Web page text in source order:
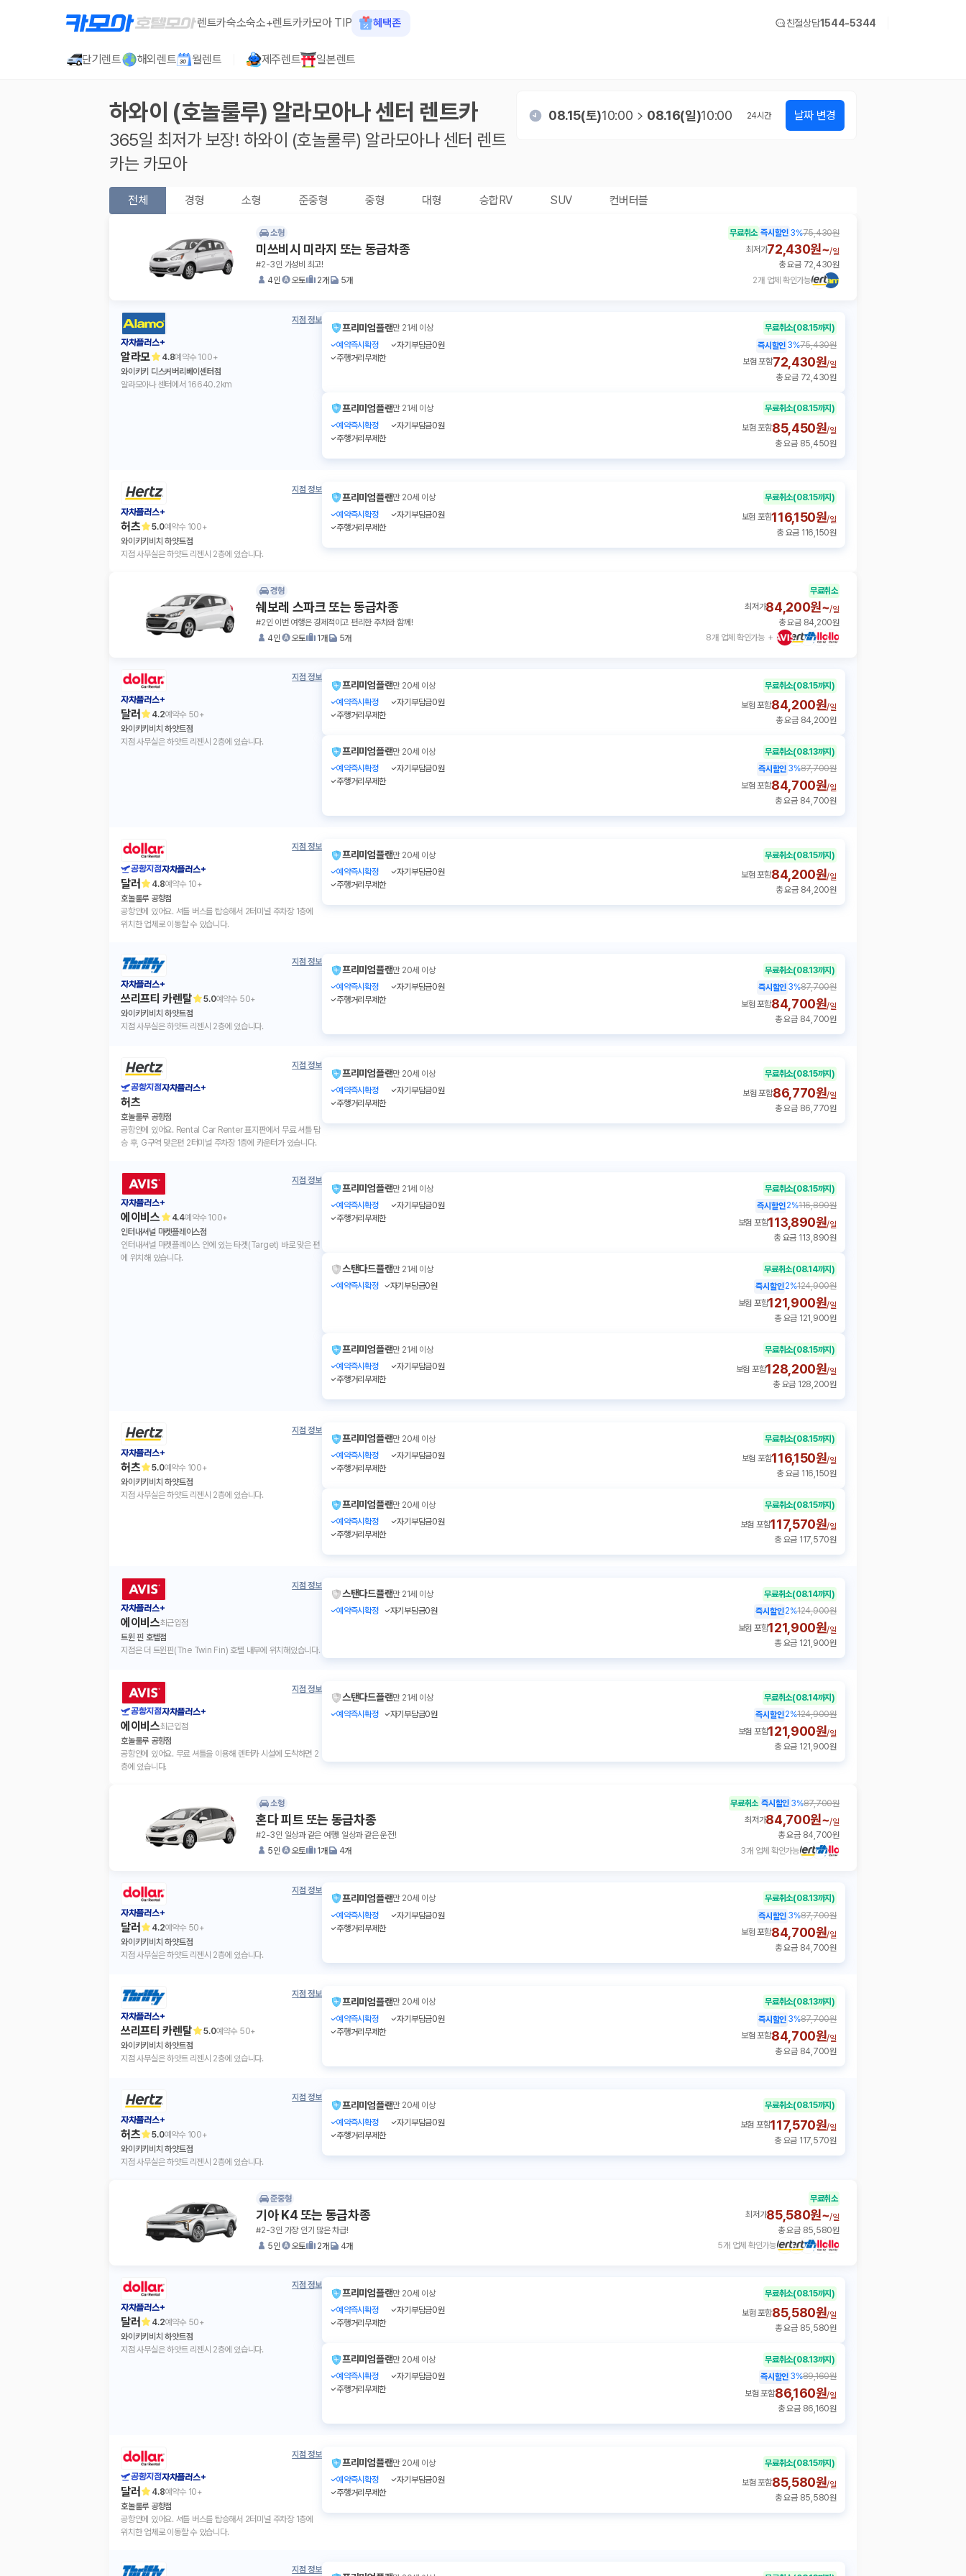
렌트카숙소숙소+렌트카카모아 TIP 혜택존 친절상담1544-5344
단기렌트 해외렌트 월렌트 제주렌트 일본렌트
하와이 (호놀룰루) 알라모아나 센터 렌트카
365일 최저가 보장! 하와이 (호놀룰루) 알라모아나 센터 렌트
카는 카모아
08.15(토)10:00 08.16(일)10:00 24시간 날짜 변경
전체 경형 소형 준중형 중형 대형 승합RV SUV 컨버터블
소형
미쓰비시 미라지 또는 동급차종
#2-3인 가성비 최고!
4인
오토 2개 5개 2개 업체 확인가능
무료취소 즉시할인 3%75,430원
최저가72,430원~/일
총 요금 72,430원
지점 정보
자차플러스+
알라모 4.8예약수 100+
와이키키 디스커버리베이센터점
알라모아나 센터에서 16640.2km
프리미엄플랜만 21세 이상 무료취소(08.15까지)
예약즉시확정
자기부담금0원
주행거리무제한
즉시할인 3%75,430원
보험 포함72,430원/일
총 요금 72,430원
프리미엄플랜만 21세 이상 무료취소(08.15까지)
예약즉시확정
자기부담금0원
주행거리무제한
보험 포함85,450원/일
총 요금 85,450원
지점 정보
자차플러스+
허츠 5.0예약수 100+
와이키키비치 하얏트점
지점 사무실은 하얏트 리젠시 2층에 있습니다.
프리미엄플랜만 20세 이상 무료취소(08.15까지)
예약즉시확정
자기부담금0원
주행거리무제한
보험 포함116,150원/일
총 요금 116,150원
경형
쉐보레 스파크 또는 동급차종
#2인 이번 여행은 경제적이고 편리한 주차와 함께!
4인
오토 1개 5개 8개 업체 확인가능
무료취소
최저가84,200원~/일
총 요금 84,200원
지점 정보
자차플러스+
달러 4.2예약수 50+
와이키키비치 하얏트점
지점 사무실은 하얏트 리젠시 2층에 있습니다.
프리미엄플랜만 20세 이상 무료취소(08.15까지)
예약즉시확정
자기부담금0원
주행거리무제한
보험 포함84,200원/일
총 요금 84,200원
프리미엄플랜만 20세 이상 무료취소(08.13까지)
예약즉시확정
자기부담금0원
주행거리무제한
즉시할인 3%87,700원
보험 포함84,700원/일
총 요금 84,700원
지점 정보
공항지점자차플러스+
달러 4.8예약수 10+
호놀룰루 공항점
공항안에 있어요. 셔틀 버스를 탑승해서 2터미널 주차장 1층에
위치한 업체로 이동할 수 있습니다.
프리미엄플랜만 20세 이상 무료취소(08.15까지)
예약즉시확정
자기부담금0원
주행거리무제한
보험 포함84,200원/일
총 요금 84,200원
지점 정보
자차플러스+
쓰리프티 카렌탈 5.0예약수 50+
와이키키비치 하얏트점
지점 사무실은 하얏트 리젠시 2층에 있습니다.
프리미엄플랜만 20세 이상 무료취소(08.13까지)
예약즉시확정
자기부담금0원
주행거리무제한
즉시할인 3%87,700원
보험 포함84,700원/일
총 요금 84,700원
지점 정보
공항지점자차플러스+
허츠
호놀룰루 공항점
공항안에 있어요. Rental Car Renter 표지판에서 무료 셔틀 탑
승 후, G구역 맞은편 2터미널 주차장 1층에 카운터가 있습니다.
프리미엄플랜만 20세 이상 무료취소(08.15까지)
예약즉시확정
자기부담금0원
주행거리무제한
보험 포함86,770원/일
총 요금 86,770원
지점 정보
자차플러스+
에이비스 4.4예약수 100+
인터내셔널 마켓플레이스점
인터내셔널 마켓플레이스 안에 있는 타겟(Target) 바로 맞은 편
에 위치해 있습니다.
프리미엄플랜만 21세 이상 무료취소(08.15까지)
예약즉시확정
자기부담금0원
주행거리무제한
즉시할인2%116,890원
보험 포함113,890원/일
총 요금 113,890원
스탠다드플랜만 21세 이상 무료취소(08.14까지)
예약즉시확정
자기부담금0원 즉시할인2%124,900원
보험 포함121,900원/일
총 요금 121,900원
프리미엄플랜만 21세 이상 무료취소(08.15까지)
예약즉시확정
자기부담금0원
주행거리무제한
보험 포함128,200원/일
총 요금 128,200원
지점 정보
자차플러스+
허츠 5.0예약수 100+
와이키키비치 하얏트점
지점 사무실은 하얏트 리젠시 2층에 있습니다.
프리미엄플랜만 20세 이상 무료취소(08.15까지)
예약즉시확정
자기부담금0원
주행거리무제한
보험 포함116,150원/일
총 요금 116,150원
프리미엄플랜만 20세 이상 무료취소(08.15까지)
예약즉시확정
자기부담금0원
주행거리무제한
보험 포함117,570원/일
총 요금 117,570원
지점 정보
자차플러스+
에이비스최근입점
트윈 핀 호텔점
지점은 더 트윈핀(The Twin Fin) 호텔 내부에 위치해있습니다.
스탠다드플랜만 21세 이상 무료취소(08.14까지)
예약즉시확정
자기부담금0원 즉시할인2%124,900원
보험 포함121,900원/일
총 요금 121,900원
지점 정보
공항지점자차플러스+
에이비스최근입점
호놀룰루 공항점
공항안에 있어요. 무료 셔틀을 이용해 렌터카 시설에 도착하면 2
층에 있습니다.
스탠다드플랜만 21세 이상 무료취소(08.14까지)
예약즉시확정
자기부담금0원 즉시할인2%124,900원
보험 포함121,900원/일
총 요금 121,900원
소형
혼다 피트 또는 동급차종
#2-3인 일상과 같은 여행! 일상과 같은 운전!
5인
오토 1개 4개 3개 업체 확인가능
무료취소 즉시할인 3%87,700원
최저가84,700원~/일
총 요금 84,700원
지점 정보
자차플러스+
달러 4.2예약수 50+
와이키키비치 하얏트점
지점 사무실은 하얏트 리젠시 2층에 있습니다.
프리미엄플랜만 20세 이상 무료취소(08.13까지)
예약즉시확정
자기부담금0원
주행거리무제한
즉시할인 3%87,700원
보험 포함84,700원/일
총 요금 84,700원
지점 정보
자차플러스+
쓰리프티 카렌탈 5.0예약수 50+
와이키키비치 하얏트점
지점 사무실은 하얏트 리젠시 2층에 있습니다.
프리미엄플랜만 20세 이상 무료취소(08.13까지)
예약즉시확정
자기부담금0원
주행거리무제한
즉시할인 3%87,700원
보험 포함84,700원/일
총 요금 84,700원
지점 정보
자차플러스+
허츠 5.0예약수 100+
와이키키비치 하얏트점
지점 사무실은 하얏트 리젠시 2층에 있습니다.
프리미엄플랜만 20세 이상 무료취소(08.15까지)
예약즉시확정
자기부담금0원
주행거리무제한
보험 포함117,570원/일
총 요금 117,570원
준중형
기아 K4 또는 동급차종
#2-3인 가장 인기 많은 차급!
5인
오토 2개 4개 5개 업체 확인가능
무료취소
최저가85,580원~/일
총 요금 85,580원
지점 정보
자차플러스+
달러 4.2예약수 50+
와이키키비치 하얏트점
지점 사무실은 하얏트 리젠시 2층에 있습니다.
프리미엄플랜만 20세 이상 무료취소(08.15까지)
예약즉시확정
자기부담금0원
주행거리무제한
보험 포함85,580원/일
총 요금 85,580원
프리미엄플랜만 20세 이상 무료취소(08.13까지)
예약즉시확정
자기부담금0원
주행거리무제한
즉시할인 3%89,160원
보험 포함86,160원/일
총 요금 86,160원
지점 정보
공항지점자차플러스+
달러 4.8예약수 10+
호놀룰루 공항점
공항안에 있어요. 셔틀 버스를 탑승해서 2터미널 주차장 1층에
위치한 업체로 이동할 수 있습니다.
프리미엄플랜만 20세 이상 무료취소(08.15까지)
예약즉시확정
자기부담금0원
주행거리무제한
보험 포함85,580원/일
총 요금 85,580원
지점 정보